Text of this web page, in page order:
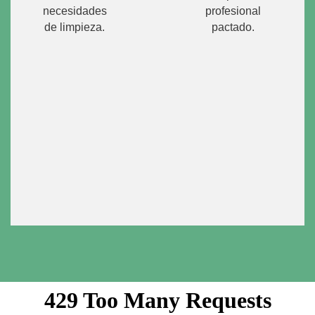
necesidades
de limpieza.
profesional
pactado.